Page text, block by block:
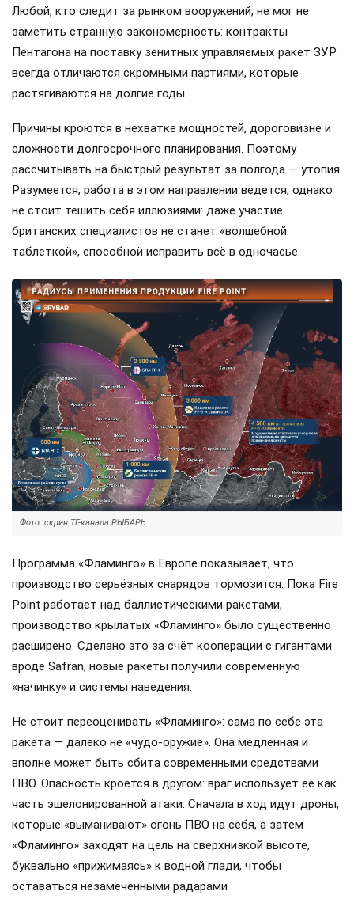
Любой, кто следит за рынком вооружений, не мог не
заметить странную закономерность: контракты
Пентагона на поставку зенитных управляемых ракет ЗУР
всегда отличаются скромными партиями, которые
растягиваются на долгие годы.
Причины кроются в нехватке мощностей, дороговизне и
сложности долгосрочного планирования. Поэтому
рассчитывать на быстрый результат за полгода — утопия.
Разумеется, работа в этом направлении ведется, однако
не стоит тешить себя иллюзиями: даже участие
британских специалистов не станет «волшебной
таблеткой», способной исправить всё в одночасье.
Фото: скрин ТГ-канала РЫБАРЬ
Программа «Фламинго» в Европе показывает, что
производство серьёзных снарядов тормозится. Пока Fire
Point работает над баллистическими ракетами,
производство крылатых «Фламинго» было существенно
расширено. Сделано это за счёт кооперации с гигантами
вроде Safran, новые ракеты получили современную
«начинку» и системы наведения.
Не стоит переоценивать «Фламинго»: сама по себе эта
ракета — далеко не «чудо-оружие». Она медленная и
вполне может быть сбита современными средствами
ПВО. Опасность кроется в другом: враг использует её как
часть эшелонированной атаки. Сначала в ход идут дроны,
которые «выманивают» огонь ПВО на себя, а затем
«Фламинго» заходят на цель на сверхнизкой высоте,
буквально «прижимаясь» к водной глади, чтобы
оставаться незамеченными радарами